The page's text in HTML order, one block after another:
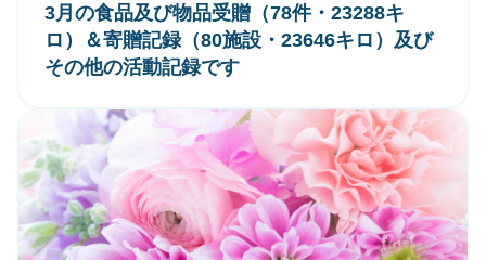
3月の食品及び物品受贈（78件・23288キ
ロ）＆寄贈記録（80施設・23646キロ）及び
その他の活動記録です